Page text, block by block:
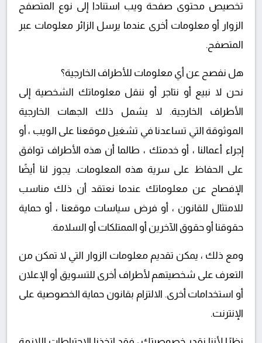
تخصيص محتوى صفحة ويب استنادا إلى نوع المتصفح
الزوار أو معلومات أخرى عندما يرسل الزائر معلومات عبر
المتصفح.
هل نفصح عن أي معلومات للأطراف الخارجية؟
نحن لا نبيع أو نتاجر أو ننقل معلوماتك الشخصية إلى
الأطراف الخارجية. لا يشمل ذلك الجهات الخارجية
الموثوقة التي تساعدنا في تشغيل موقعنا على الويب ، أو
إجراء أعمالنا ، أو خدمتك ، طالما أن هذه الأطراف توافق
على الحفاظ على سرية هذه المعلومات. يجوز لنا أيضًا
الإفصاح عن معلوماتك عندما نعتقد أن ذلك مناسب
للامتثال للقانون ، أو فرض سياسات موقعنا ، أو حماية
حقوقنا أو حقوق الآخرين أو الممتلكات أو السلامة.
ومع ذلك ، يمكن تقديم معلومات الزوار التي لا تمكن من
التعرف على شخصيتهم لأطراف أخرى للتسويق أو الإعلان
أو استخدامات أخرى. الالتزام بقانون حماية الخصوصية على
الإنترنت.